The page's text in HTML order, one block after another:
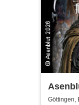
2026
Göttingen,